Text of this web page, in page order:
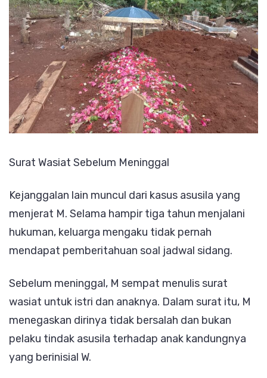
Surat Wasiat Sebelum Meninggal
Kejanggalan lain muncul dari kasus asusila yang
menjerat M. Selama hampir tiga tahun menjalani
hukuman, keluarga mengaku tidak pernah
mendapat pemberitahuan soal jadwal sidang.
Sebelum meninggal, M sempat menulis surat
wasiat untuk istri dan anaknya. Dalam surat itu, M
menegaskan dirinya tidak bersalah dan bukan
pelaku tindak asusila terhadap anak kandungnya
yang berinisial W.